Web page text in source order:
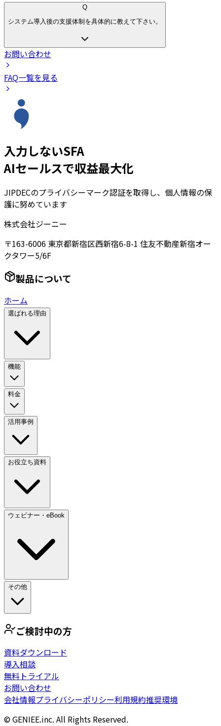
Q
システム導入後の支援体制を具体的に教えて下さい。
お問い合わせ
FAQ一覧を見る
入力しないSFA
AIセールスで収益最大化
JIPDECのプライバシーマーク認証を取得し、個人情報の保
護に努めています
株式会社ジーニー
〒163-6006 東京都新宿区西新宿6-8-1 住友不動産新宿オー
クタワー5/6F
製品について
ホーム
選ばれる理由
機能
料金
活用事例
お役立ち資料
ウェビナー・eBook
その他
ご検討中の方
資料ダウンロード
導入相談
無料トライアル
お問い合わせ
会社情報プライバシーポリシー利用規約推奨環境
© GENIEE.inc. All Rights Reserved.